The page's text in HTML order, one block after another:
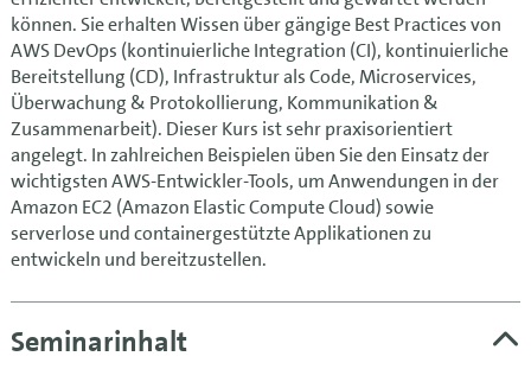
können. Sie erhalten Wissen über gängige Best Practices von
AWS DevOps (kontinuierliche Integration (CI), kontinuierliche
Bereitstellung (CD), Infrastruktur als Code, Microservices,
Überwachung & Protokollierung, Kommunikation &
Zusammenarbeit). Dieser Kurs ist sehr praxisorientiert
angelegt. In zahlreichen Beispielen üben Sie den Einsatz der
wichtigsten AWS-Entwickler-Tools, um Anwendungen in der
Amazon EC2 (Amazon Elastic Compute Cloud) sowie
serverlose und containergestützte Applikationen zu
entwickeln und bereitzustellen.
Seminarinhalt